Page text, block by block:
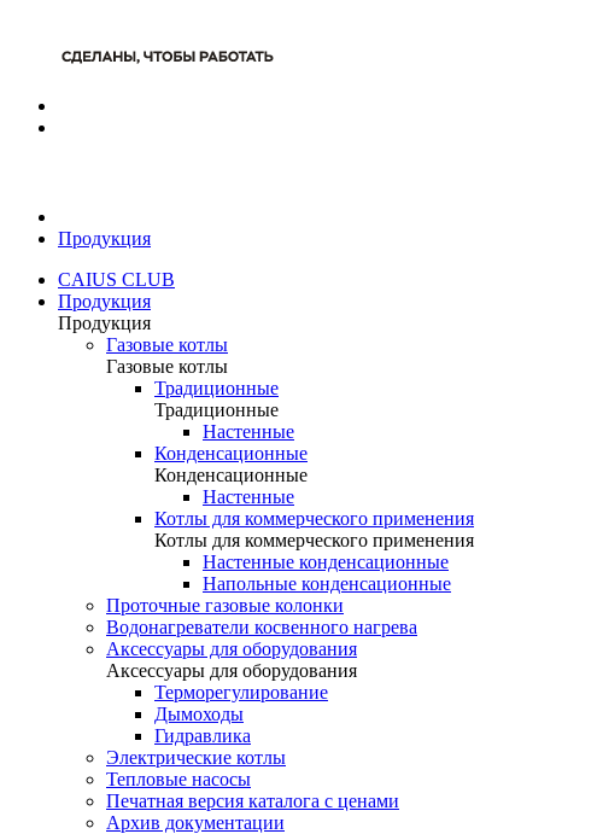
Продукция
CAIUS CLUB
Продукция
Продукция
Газовые котлы
Газовые котлы
Традиционные
Традиционные
Настенные
Конденсационные
Конденсационные
Настенные
Котлы для коммерческого применения
Котлы для коммерческого применения
Настенные конденсационные
Напольные конденсационные
Проточные газовые колонки
Водонагреватели косвенного нагрева
Аксессуары для оборудования
Аксессуары для оборудования
Терморегулирование
Дымоходы
Гидравлика
Электрические котлы
Тепловые насосы
Печатная версия каталога с ценами
Архив документации